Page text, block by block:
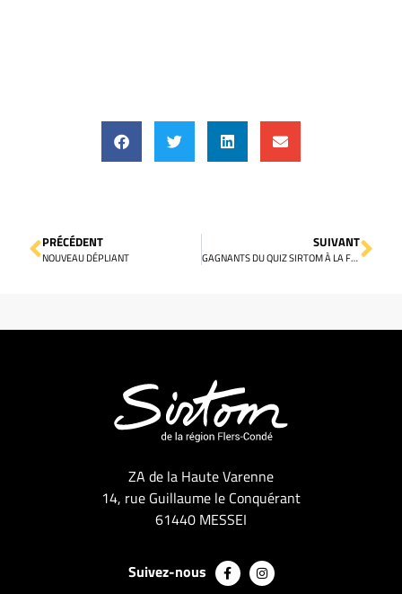
PRÉCÉDENT
NOUVEAU DÉPLIANT
SUIVANT
GAGNANTS DU QUIZ SIRTOM À LA FOIRE DE MONTILLY
ZA de la Haute Varenne
14, rue Guillaume le Conquérant
61440 MESSEI
Suivez-nous